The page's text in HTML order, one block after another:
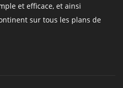
et efficace, et ainsi
sur tous les plans de